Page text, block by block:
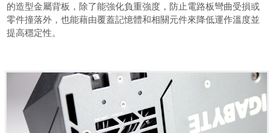
的造型金屬背板，除了能強化負重強度，防止電路板彎曲受損或
零件撞落外，也能藉由覆蓋記憶體和相關元件來降低運作溫度並
提高穩定性。